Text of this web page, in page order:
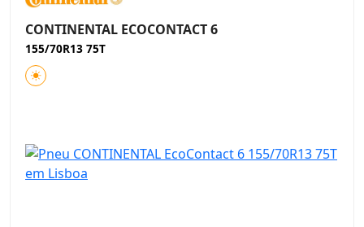
CONTINENTAL ECOCONTACT 6
155/70R13 75T